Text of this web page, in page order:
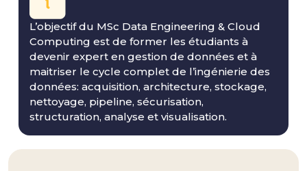
L’objectif du MSc Data Engineering & Cloud
Computing est de former les étudiants à
devenir expert en gestion de données et à
maitriser le cycle complet de l’ingénierie des
données: acquisition, architecture, stockage,
nettoyage, pipeline, sécurisation,
structuration, analyse et visualisation.